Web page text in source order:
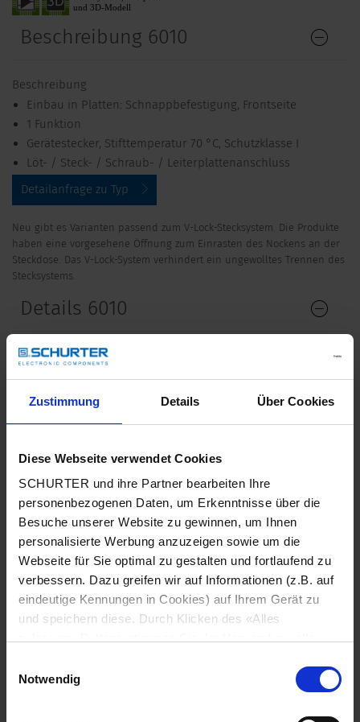
Zustimmung Details Über Cookies
Diese Webseite verwendet Cookies
SCHURTER und ihre Partner bearbeiten Ihre
personenbezogenen Daten, um Erkenntnisse über die
Besuche unserer Website zu gewinnen, um Ihnen
personalisierte Werbung anzuzeigen sowie um die
Webseite für Sie optimal zu gestalten und fortlaufend zu
verbessern. Dazu greifen wir auf Informationen (z.B. auf
eindeutige Kennungen in Cookies) auf Ihrem Gerät zu
und speichern diese. Durch Klicken des «Alles
zu. Sie können Ihre Einstellungen jederzeit ändern, indem
Sie auf «Cookie-Einstellungen verwalten» am Seitenende
klicken. Ihre Einstellungen werden unseren Partnern
Notwendig
Beschreibung 6010
Beschreibung
Einbau in Platten: Schnappbefestigung, Frontseite
1 Funktion
Gerätestecker, Stifttemperatur 70 °C, Schutzklasse I
Löt- / Steck- / Schraub- / Leiterplattenanschluss
Detailanfrage zu Typ
Neu gibt es Varianten passend zum V-Lock-Stecksystem. Die Produkte
haben eine vorgesehene Öffnung zum Einrasten des Nockens an der
Steckdose. Das V-Lock-System verhindert ein ungewolltes Trennen des
Stecksystems.
Details 6010
Nenndaten IEC
Nenndaten UL/CSA 15 A / 250 VAC; 60 Hz
Spannungsfestigkeit
> 3 kVAC zwischen L/N-PE
(1 min/50 Hz)
Zulässige Betriebstemperatur -25 °C bis 70 °C
IP-Schutzgrad Frontseite IP20 gemäss IEC 60529
Berührungsschutz
Geeignet für Geräte der Schutzklasse I